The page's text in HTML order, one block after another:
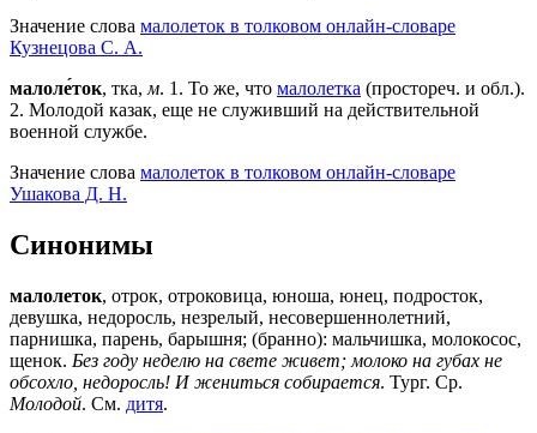
Значение слова малолеток в толковом онлайн-словаре
Кузнецова С. А.
малоле́ток, тка, м. 1 . То же, что малолетка (простореч. и обл.).
2. Молодой казак, еще не служивший на действительной
военной службе.
Значение слова малолеток в толковом онлайн-словаре
Ушакова Д. Н.
Синонимы
малолеток, отрок, отроковица, юноша, юнец, подросток,
девушка, недоросль, незрелый, несовершеннолетний,
парнишка, парень, барышня; (бранно): мальчишка, молокосос,
щенок. Без году неделю на свете живет; молоко на губах не
обсохло, недоросль! И жениться собирается. Тург. Ср.
Молодой. См. дитя.